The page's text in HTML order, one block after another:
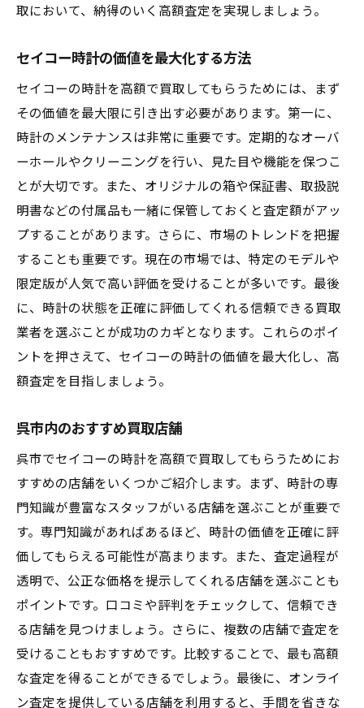
市場データを活用した売却のタイミング
買取プロセスの基本ステップ
査定から買取までのスムーズな流れ
高額買取を実現するためのアドバイス
呉市のおすすめ買取業者とそのサービス
買取後のフォローアップと注意点
取において、納得のいく高額査定を実現しましょう。
セイコー時計の価値を最大化する方法
セイコーの時計を高額で買取してもらうためには、まず
その価値を最大限に引き出す必要があります。第一に、
時計のメンテナンスは非常に重要です。定期的なオーバ
ーホールやクリーニングを行い、見た目や機能を保つこ
とが大切です。また、オリジナルの箱や保証書、取扱説
明書などの付属品も一緒に保管しておくと査定額がアッ
プすることがあります。さらに、市場のトレンドを把握
することも重要です。現在の市場では、特定のモデルや
限定版が人気で高い評価を受けることが多いです。最後
に、時計の状態を正確に評価してくれる信頼できる買取
業者を選ぶことが成功のカギとなります。これらのポイ
ントを押さえて、セイコーの時計の価値を最大化し、高
額査定を目指しましょう。
呉市内のおすすめ買取店舗
呉市でセイコーの時計を高額で買取してもらうためにお
すすめの店舗をいくつかご紹介します。まず、時計の専
門知識が豊富なスタッフがいる店舗を選ぶことが重要で
す。専門知識があればあるほど、時計の価値を正確に評
価してもらえる可能性が高まります。また、査定過程が
透明で、公正な価格を提示してくれる店舗を選ぶことも
ポイントです。口コミや評判をチェックして、信頼でき
る店舗を見つけましょう。さらに、複数の店舗で査定を
受けることもおすすめです。比較することで、最も高額
な査定を得ることができるでしょう。最後に、オンライ
ン査定を提供している店舗を利用すると、手間を省きな